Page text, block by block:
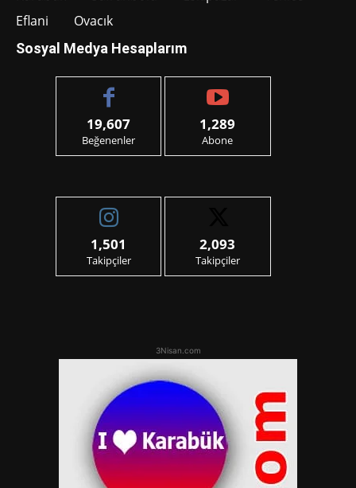
Eflani
Ovacık
Sosyal Medya Hesaplarım
19,607
Beğenenler
1,289
Abone
1,501
Takipçiler
2,093
Takipçiler
3Nisan.com